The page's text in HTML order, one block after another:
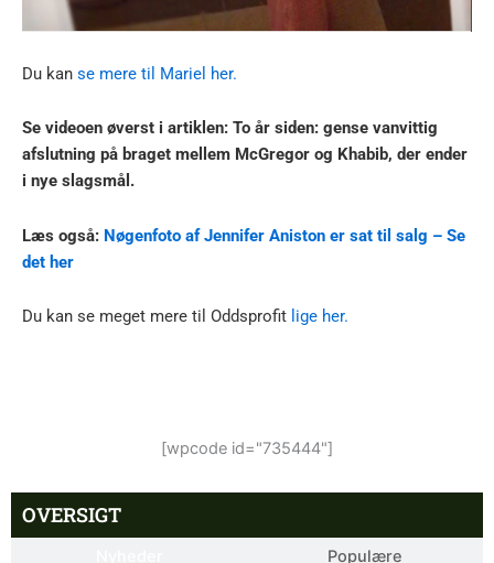
Du kan se mere til Mariel her.
Se videoen øverst i artiklen: To år siden: gense vanvittig
afslutning på braget mellem McGregor og Khabib, der ender
i nye slagsmål.
Læs også: Nøgenfoto af Jennifer Aniston er sat til salg – Se
det her
Du kan se meget mere til Oddsprofit lige her.
[wpcode id="735444"]
OVERSIGT
Populære